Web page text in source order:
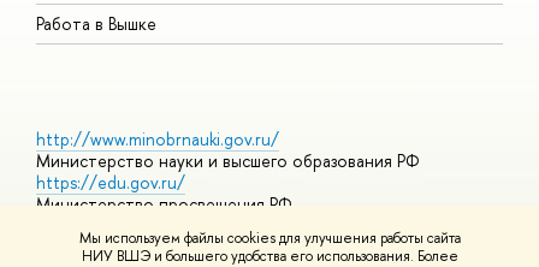
Мы используем файлы cookies для улучшения работы сайта
НИУ ВШЭ и большего удобства его использования. Более
Работа в Вышке
http://www.minobrnauki.gov.ru/
Министерство науки и высшего образования РФ
https://edu.gov.ru/
Министерство просвещения РФ
https://elearning.hse.ru/mooc
Массовые открытые онлайн-курсы